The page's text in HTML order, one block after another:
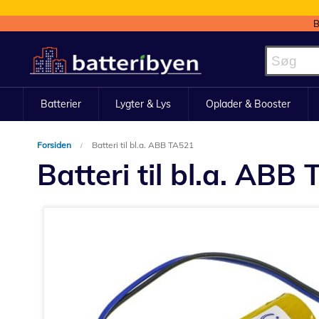
to
Content
Batterier Lygter & Lys Oplader & Booster
Forsiden Batteri til bl.a. ABB TA521
Batteri til bl.a. ABB